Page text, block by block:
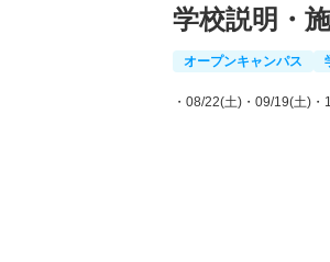
学校説明・
オープンキャンパス
・08/22(土) ・09/19(土)